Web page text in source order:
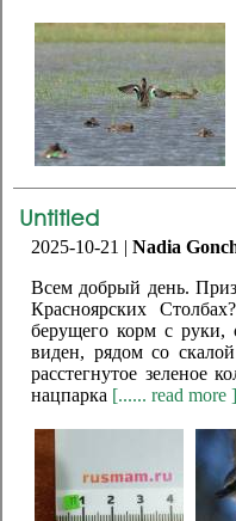
Untitled
2025-10-21 | Nadia
Всем добрый день.
Красноярских
берущего корм с
виден, рядом со
расстегнутое зеленое
нацпарка [...... read more ]